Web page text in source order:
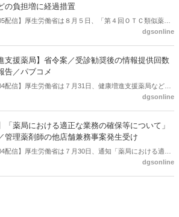
の負担増に経過措置
配信】厚生労働省は８月５日、「第４回ＯＴＣ類似薬の
見直しの実施に向けた技術的検討会」を開催。「中間とり
、令和８年秋頃を目途に結論を得る予定。
dgsonline
支援薬局】省令案／受診勧奨後の情報提供回数
告／パブコメ
配信】厚生労働省は７月31日、健康増進支援薬局などに
案を示し、パブコメを開始した。受診勧奨を行った後に、
報を提供した回数を知事に報告する事項とする。
dgsonline
「薬局における適正な業務の確保等について」
管理薬剤師の他店舗兼務事案発生受け
配信】厚生労働省は７月30日、通知「薬局における適正
dgsonline